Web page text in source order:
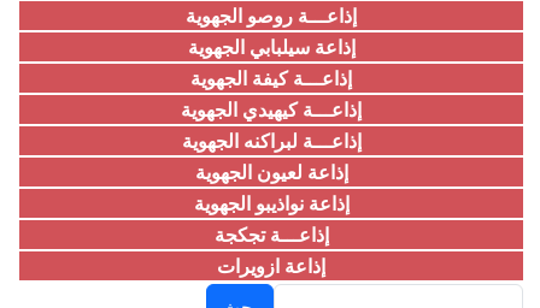
إذاعـــة روصو الجهوية
إذاعة سيلبابي الجهوية
إذاعـــة كيفة الجهوية
إذاعـــة كيهيدي الجهوية
إذاعـــة لبراكنه الجهوية
إذاعة لعيون الجهوية
إذاعة نواذيبو الجهوية
إذاعـــة تجكجة
إذاعة ازويرات